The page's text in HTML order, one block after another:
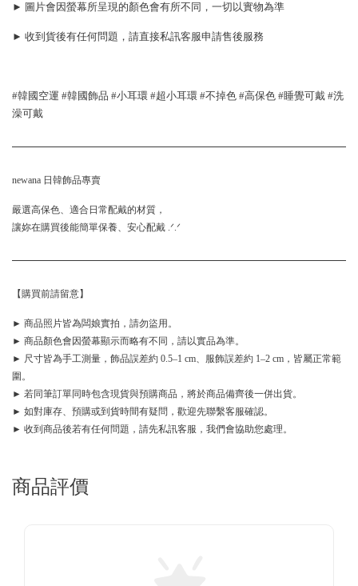
► 圖片會因螢幕所呈現的顏色會有所不同，一切以實物為準
► 收到貨後有任何問題，請直接私訊客服申請售後服務
#韓國空運 #韓國飾品 #小耳環 #超小耳環 #不掉色 #高保色 #睡覺可戴 #洗
澡可戴
newana 日韓飾品專賣
嚴選高保色、適合日常配戴的材質，
讓妳在購買後能簡單保養、安心配戴 .ᐟ.ᐟ
【購買前請留意】
► 商品照片皆為闆娘實拍，請勿盜用。
► 商品顏色會因螢幕顯示而略有不同，請以實品為準。
► 尺寸皆為手工測量，飾品誤差約 0.5–1 cm、服飾誤差約 1–2 cm，皆屬正常範
圍。
► 若同筆訂單同時包含現貨與預購商品，將於商品備齊後一併出貨。
► 如對庫存、預購或到貨時間有疑問，歡迎先聯繫客服確認。
► 收到商品後若有任何問題，請先私訊客服，我們會協助您處理。
商品評價